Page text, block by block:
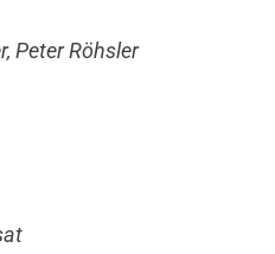
Peter Röhsler